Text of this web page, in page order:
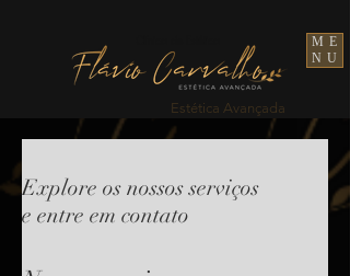
ME
NU
Estética Avançada
Explore os nossos serviços
e entre em contato